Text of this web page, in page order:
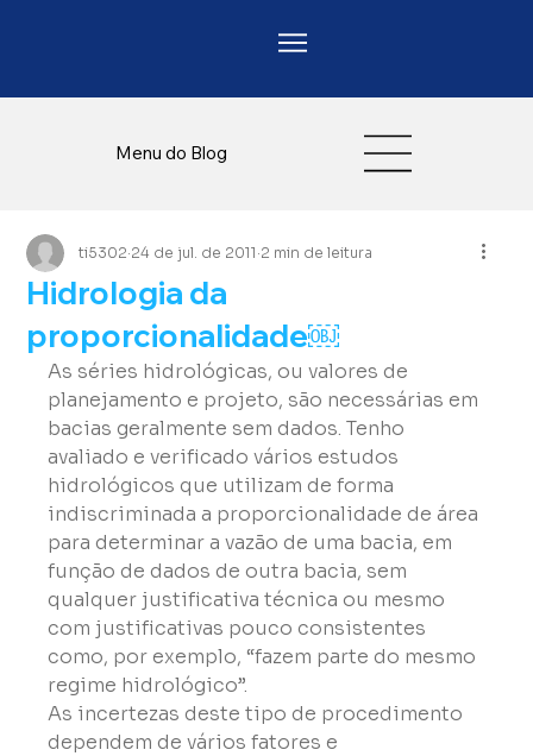
Menu do Blog
Hidrologia da
proporcionalidade￼
ti5302 24 de jul. de 2011 2 min de leitura
As séries hidrológicas, ou valores de
planejamento e projeto, são necessárias em
bacias geralmente sem dados. Tenho
avaliado e verificado vários estudos
hidrológicos que utilizam de forma
indiscriminada a proporcionalidade de área
para determinar a vazão de uma bacia, em
função de dados de outra bacia, sem
qualquer justificativa técnica ou mesmo
com justificativas pouco consistentes
como, por exemplo, “fazem parte do mesmo
regime hidrológico”.
As incertezas deste tipo de procedimento
dependem de vários fatores e